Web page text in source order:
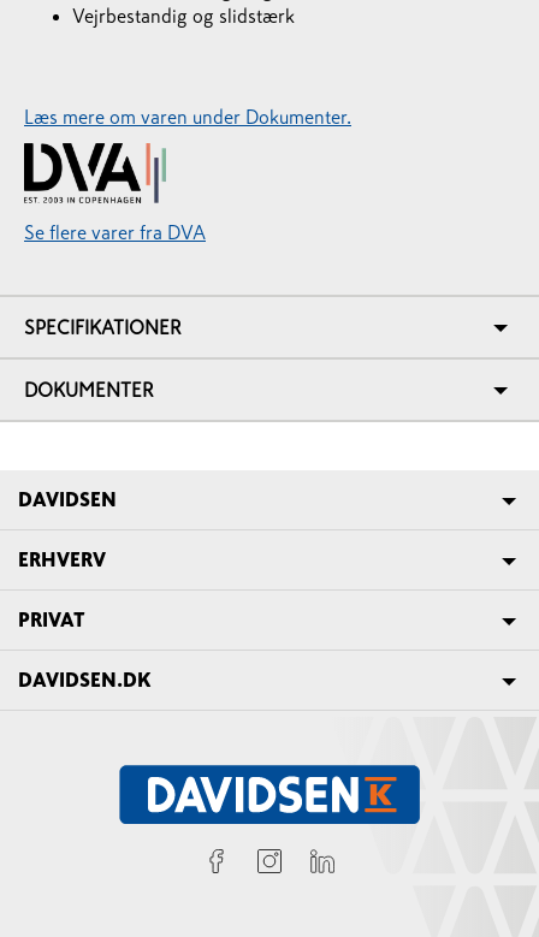
Vejrbestandig og slidstærk
Læs mere om varen under Dokumenter.
Se flere varer fra DVA
SPECIFIKATIONER
DOKUMENTER
DAVIDSEN
ERHVERV
PRIVAT
DAVIDSEN.DK